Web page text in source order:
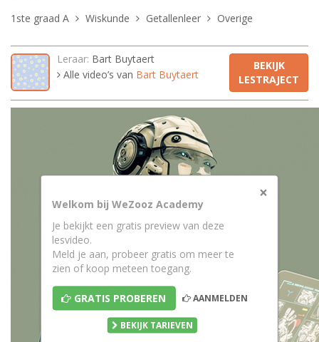
1ste graad A
Wiskunde Getallenleer Overige
Leraar: Bart Buytaert
Alle video’s van Bart Buytaert
BEKIJK
LESTRAJECT
×
Welkom bij WeZooz Academy
Je bekijkt een gratis preview van deze
lesvideo.
Meld je aan, probeer gratis om meer te
zien of koop meteen toegang.
GRATIS PROBEREN AANMELDEN
BEKIJK TARIEVEN